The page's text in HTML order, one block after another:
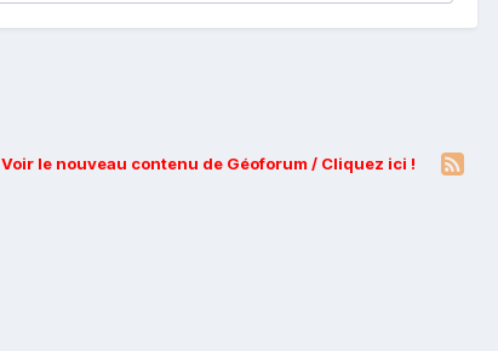
Voir le nouveau contenu de Géoforum / Cliquez ici !